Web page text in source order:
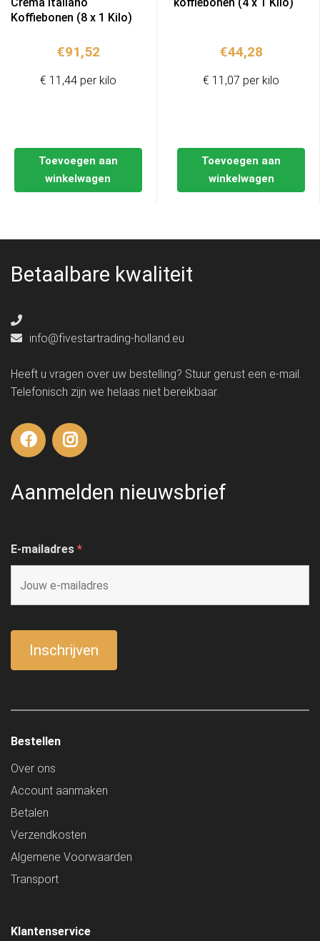
Koffiebonen (8 x 1 Kilo)
€91,52
Toevoegen aan
winkelwagen
€ 11,44 per kilo
€44,28
Toevoegen aan
winkelwagen
€ 11,07 per kilo
Betaalbare kwaliteit
info@fivestartrading-holland.eu
Heeft u vragen over uw bestelling? Stuur gerust een e-mail.
Telefonisch zijn we helaas niet bereikbaar.
Aanmelden nieuwsbrief
E-mailadres *
Bestellen
Over ons
Account aanmaken
Betalen
Verzendkosten
Algemene Voorwaarden
Transport
Klantenservice